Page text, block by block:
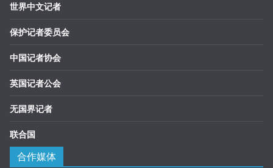
世界中文记者
保护记者委员会
中国记者协会
英国记者公会
无国界记者
联合国
合作媒体